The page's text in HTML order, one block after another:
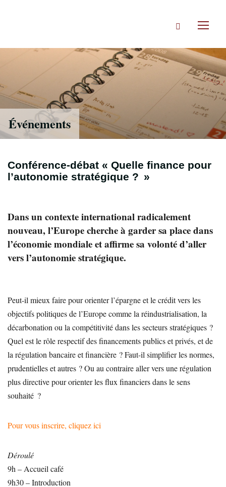
Rechercher
Événements
Conférence-débat « Quelle finance pour
l’autonomie stratégique ? »
Dans un contexte international radicalement
nouveau, l’Europe cherche à garder sa place dans
l’économie mondiale et affirme sa volonté d’aller
vers l’autonomie stratégique.
Peut-il mieux faire pour orienter l’épargne et le crédit vers les
objectifs politiques de l’Europe comme la réindustrialisation, la
décarbonation ou la compétitivité dans les secteurs stratégiques ?
Quel est le rôle respectif des financements publics et privés, et de
la régulation bancaire et financière ? Faut-il simplifier les normes,
prudentielles et autres ? Ou au contraire aller vers une régulation
plus directive pour orienter les flux financiers dans le sens
souhaité ?
Pour vous inscrire, cliquez ici
Déroulé
9h – Accueil café
9h30 – Introduction